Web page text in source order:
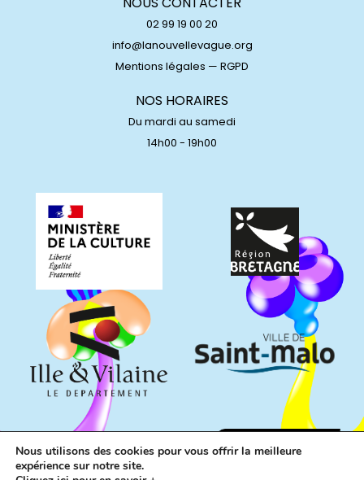
02 99 19 00 20
info@lanouvellevague.org
Mentions légales — RGPD
NOS HORAIRES
Du mardi au samedi
14h00 - 19h00
Nous utilisons des cookies pour vous offrir la meilleure
expérience sur notre site.